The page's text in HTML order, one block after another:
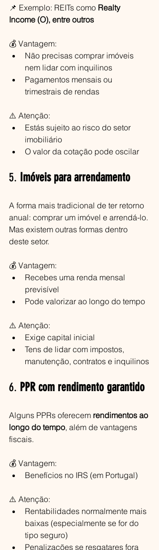
📌 Exemplo: REITs como Realty
Income (O), entre outros
💰 Vantagem:
Não precisas comprar imóveis
nem lidar com inquilinos
Pagamentos mensais ou
trimestrais de rendas
⚠️ Atenção:
Estás sujeito ao risco do setor
imobiliário
O valor da cotação pode oscilar
5. Imóveis para arrendamento
A forma mais tradicional de ter retorno
anual: comprar um imóvel e arrendá-lo.
Mas existem outras formas dentro
deste setor.
💰 Vantagem:
Recebes uma renda mensal
previsível
Pode valorizar ao longo do tempo
⚠️ Atenção:
Exige capital inicial
Tens de lidar com impostos,
manutenção, contratos e inquilinos
6. PPR com rendimento garantido
Alguns PPRs oferecem rendimentos ao
longo do tempo, além de vantagens
fiscais.
💰 Vantagem:
Benefícios no IRS (em Portugal)
⚠️ Atenção:
Rentabilidades normalmente mais
baixas (especialmente se for do
tipo seguro)
Penalizações se resgatares fora